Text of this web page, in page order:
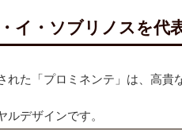
イ・ソブリノスを代
れた「プロミネンテ」は、高
デザインです。